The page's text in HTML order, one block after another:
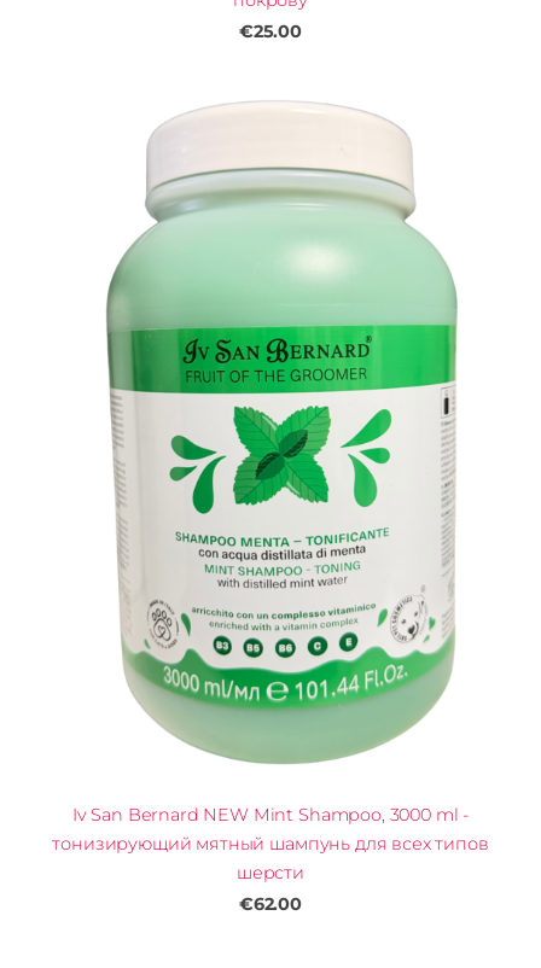
€25.00
Iv San Bernard NEW Mint Shampoo, 3000 ml -
тонизирующий мятный шампунь для всех типов
шерсти
€62.00